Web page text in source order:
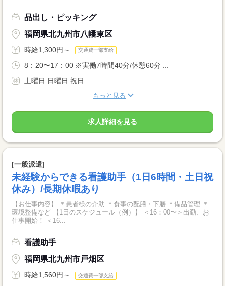
品出し・ピッキング
福岡県北九州市八幡東区
時給1,300円～ 交通費一部支給
8：20〜17：00 ※実働7時間40分/休憩60分 ...
土曜日 日曜日 祝日
もっと見る
求人詳細を見る
[一般派遣]
未経験からできる看護助手（1日6時間・土日祝
休み）/長期休暇あり
【お仕事内容】 ＊患者様の介助 ＊食事の配膳・下膳 ＊備品管理 ＊
環境整備など 【1日のスケジュール（例）】 ＜16：00〜＞出勤、お
仕事開始！ ＜16...
看護助手
福岡県北九州市戸畑区
時給1,560円～ 交通費一部支給